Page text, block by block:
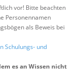
vor! Bitte beachten
Personennamen
als Beweis bei
Schulungs- und
es an Wissen nicht